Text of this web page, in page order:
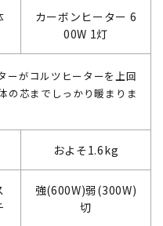
カーボンヒーター 6
00W 1灯
ーがコルツヒーターを上回
の芯までしっかり暖まりま
およそ1.6kg
強(600W)弱(300W)
切